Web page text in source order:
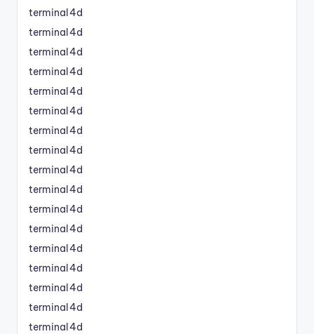
terminal4d
terminal4d
terminal4d
terminal4d
terminal4d
terminal4d
terminal4d
terminal4d
terminal4d
terminal4d
terminal4d
terminal4d
terminal4d
terminal4d
terminal4d
terminal4d
terminal4d